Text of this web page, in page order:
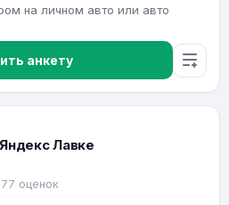
на личном авто или авто
анкету
Лавке
оценок